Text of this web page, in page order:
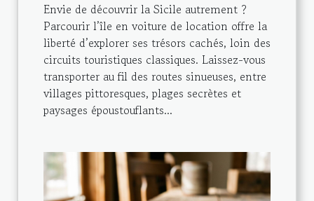
Envie de découvrir la Sicile autrement ?
Parcourir l’île en voiture de location offre la
liberté d’explorer ses trésors cachés, loin des
circuits touristiques classiques. Laissez-vous
transporter au fil des routes sinueuses, entre
villages pittoresques, plages secrètes et
paysages époustouflants...